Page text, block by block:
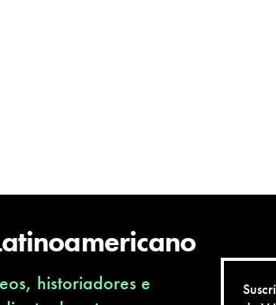
historiadores e